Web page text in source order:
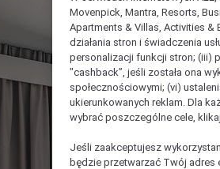
Movenpick, Mantra, Resorts,
Apartments & Villas, Activities &
działania stron i świadczenia
personalizacji funkcji stron; (iii)
"cashback”, jeśli została ona
społecznościowymi; (vi)
ukierunkowanych reklam. Dla
wybrać poszczególne cele,
Jeśli zaakceptujesz
będzie przetwarzać Twój adres